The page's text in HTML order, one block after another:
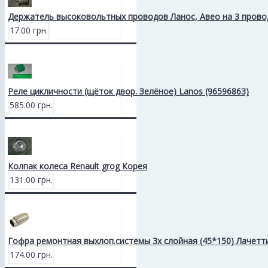
Держатель высоковольтных проводов Ланос, Авео на 3
17.00 грн.
Реле цикличности (щёток двор. Зелёное) Lanos (96596863)
585.00 грн.
Колпак колеса Renault grog Корея
131.00 грн.
Гофра ремонтная выхлоп.системы 3х слойная (45*150)
174.00 грн.